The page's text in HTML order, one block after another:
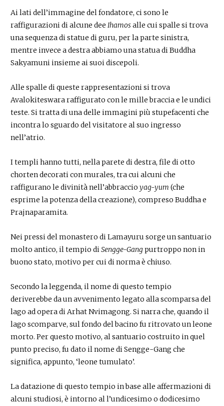
Ai lati dell’immagine del fondatore, ci sono le
raffigurazioni di alcune dee Ihamosalle cui spalle si trova
una sequenza di statue di guru, per la parte sinistra,
mentre invece a destra abbiamo una statua di Buddha
Sakyamuni insieme ai suoi discepoli.
Alle spalle di queste rappresentazioni si trova
Avalokiteswara raffigurato con le mille braccia e le undici
teste. Si tratta di una delle immagini più stupefacenti che
incontra lo sguardo del visitatore al suo ingresso
nell’atrio.
I templi hanno tutti, nella parete di destra, file di otto
chorten decorati con murales, tra cui alcuni che
raffigurano le divinità nell’abbraccio yag-yum (che
esprime la potenza della creazione), compreso Buddha e
Prajnaparamita.
Nei pressi del monastero di Lamayuru sorge un santuario
molto antico, il tempio diSengge-Gangpurtroppo non in
buono stato, motivo per cui di norma è chiuso.
Secondo la leggenda, il nome di questo tempio
deriverebbe da un avvenimento legato alla scomparsa del
lago ad opera di Arhat Nvimagong. Si narra che, quando il
lago scomparve, sul fondo del bacino fu ritrovato un leone
morto. Per questo motivo, al santuario costruito in quel
punto preciso, fu dato il nome di Sengge-Gang che
significa, appunto, ‘leone tumulato’.
La datazione di questo tempio in base alle affermazioni di
alcuni studiosi, è intorno al l’undicesimo o dodicesimo